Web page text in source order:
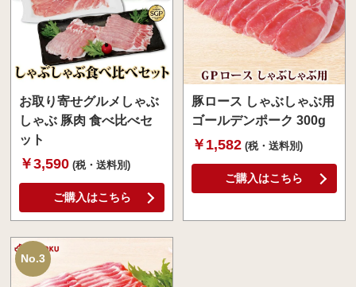
お取り寄せグルメしゃぶ
しゃぶ 豚肉 食べ比べセ
ット
￥3,590 (税・送料別)
ご購入はこちら
豚ロース しゃぶしゃぶ用
ゴールデンポーク 300g
￥1,582 (税・送料別)
ご購入はこちら
No.3